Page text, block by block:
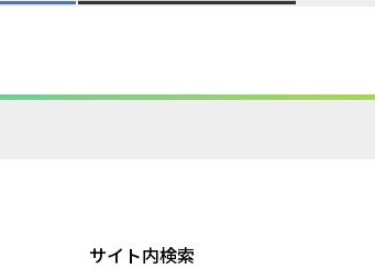
サイト内検索